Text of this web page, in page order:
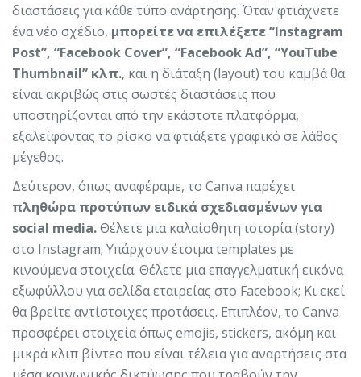
διαστάσεις για κάθε τύπο ανάρτησης. Όταν φτιάχνετε
ένα νέο σχέδιο, μπορείτε να επιλέξετε “Instagram
Post”, “Facebook Cover”, “Facebook Ad”, “YouTube
Thumbnail” κλπ., και η διάταξη (layout) του καμβά θα
είναι ακριβώς στις σωστές διαστάσεις που
υποστηρίζονται από την εκάστοτε πλατφόρμα,
εξαλείφοντας το ρίσκο να φτιάξετε γραφικό σε λάθος
μέγεθος.
Δεύτερον, όπως αναφέραμε, το Canva παρέχει
πληθώρα προτύπων ειδικά σχεδιασμένων για
social media.Θέλετε μια καλαίσθητη ιστορία (story)
στο Instagram; Υπάρχουν έτοιμα templates με
κινούμενα στοιχεία. Θέλετε μια επαγγελματική εικόνα
εξωφύλλου για σελίδα εταιρείας στο Facebook; Κι εκεί
θα βρείτε αντίστοιχες προτάσεις. Επιπλέον, το Canva
προσφέρει στοιχεία όπως emojis, stickers, ακόμη και
μικρά κλιπ βίντεο που είναι τέλεια για αναρτήσεις στα